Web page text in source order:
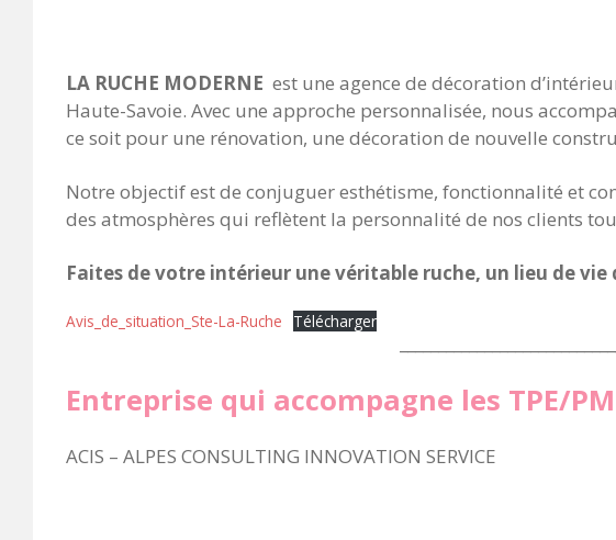
LA RUCHE MODERNE est une agence de décoration
Haute-Savoie. Avec une approche personnalisée, nous
ce soit pour une rénovation, une décoration de nouvelle
Notre objectif est de conjuguer esthétisme, fonctionnalité et
des atmosphères qui reflètent la personnalité de nos clients
Faites de votre intérieur une véritable ruche, un lieu de
Avis_de_situation_Ste-La-Ruche Télécharger
Entreprise qui accompagne les TPE/
ACIS – ALPES CONSULTING INNOVATION SERVICE